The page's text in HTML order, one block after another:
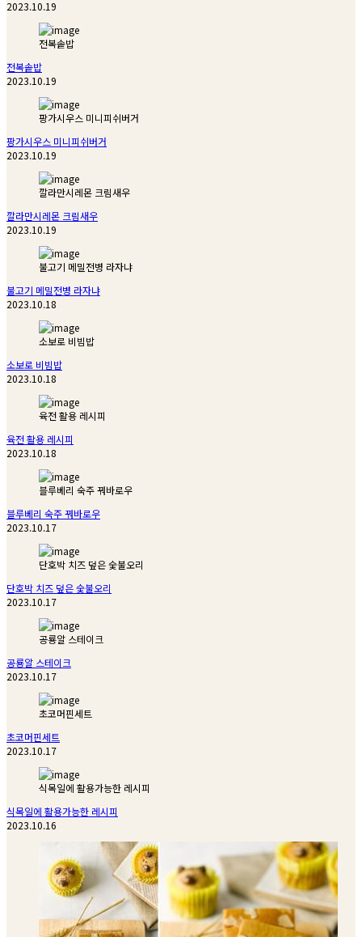
2023.10.19
전복솥밥
전복솥밥
2023.10.19
팡가시우스 미니피쉬버거
팡가시우스 미니피쉬버거
2023.10.19
깔라만시레몬 크림새우
깔라만시레몬 크림새우
2023.10.19
불고기 메밀전병 라자냐
불고기 메밀전병 라자냐
2023.10.18
소보로 비빔밥
소보로 비빔밥
2023.10.18
육전 활용 레시피
육전 활용 레시피
2023.10.18
블루베리 숙주 꿔바로우
블루베리 숙주 꿔바로우
2023.10.17
단호박 치즈 덮은 숯불오리
단호박 치즈 덮은 숯불오리
2023.10.17
공룡알 스테이크
공룡알 스테이크
2023.10.17
초코머핀세트
초코머핀세트
2023.10.17
식목일에 활용가능한 레시피
식목일에 활용가능한 레시피
2023.10.16